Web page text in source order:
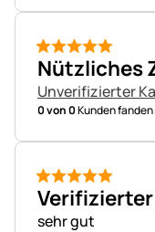
5 von 5
Nützliches
Unverifizierter
0 von 0Kunden
5 von 5
Verifizierter
sehr gut